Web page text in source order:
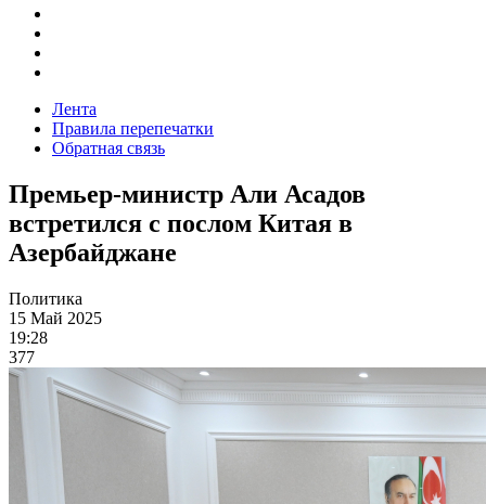
Лента
Правила перепечатки
Обратная связь
Премьер-министр Али Асадов
встретился с послом Китая в
Азербайджане
Политика
15 Май 2025
19:28
377